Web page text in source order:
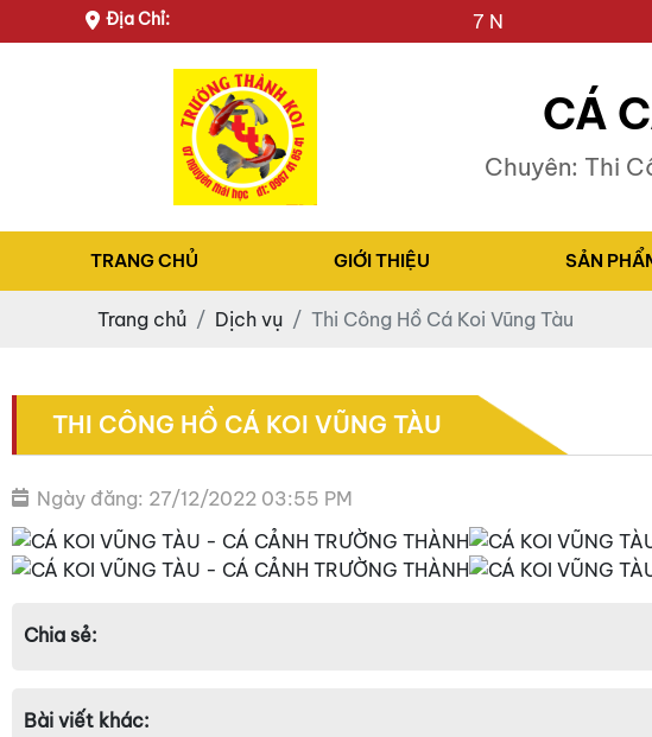
Địa Chỉ: 7 Nguyễn Thái Học, P.7,
CÁ
Chuyên: Thi
TRANG CHỦ GIỚI THIỆU SẢN
Trang chủ Dịch vụ Thi Công Hồ Cá Koi Vũng Tàu
THI CÔNG HỒ CÁ KOI VŨNG TÀU
Ngày đăng: 27/12/2022 03:55 PM
Chia sẻ:
Bài viết khác: